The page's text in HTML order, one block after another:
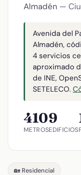
Almadén —
Avenida del
Almadén,
4 servicios
aproximado
de INE,
SETELECO.
410
METROS
9
EDIFICIOS
🏡 Residencial